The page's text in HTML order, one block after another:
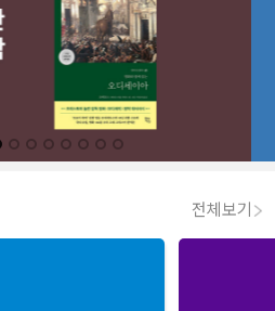
전체보기